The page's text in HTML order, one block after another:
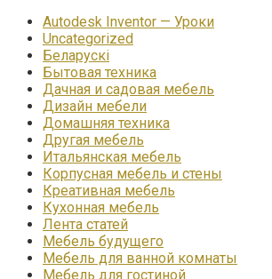
Autodesk Inventor — Уроки
Uncategorized
Беларускі
Бытовая техника
Дачная и садовая мебель
Дизайн мебели
Домашняя техника
Другая мебель
Итальянская мебель
Корпусная мебель и стены
Креативная мебель
Кухонная мебель
Лента статей
Мебель будущего
Мебель для ванной комнаты
Мебель для гостиной